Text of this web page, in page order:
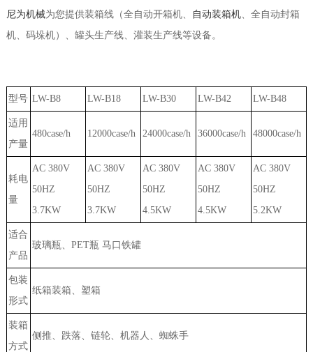
尼为机械为您提供装箱线（全自动开箱机、 自动装箱机、全自动封箱
机、码垛机）、罐头生产线、灌装生产线等设备。
型号 LW-B8 LW-B18 LW-B30 LW-B42 LW-B48
适用
产量
480case/h 12000case/h 24000case/h 36000case/h 48000case/h
耗电
量
AC 380V
50HZ
3.7KW
AC 380V
50HZ
3.7KW
AC 380V
50HZ
4.5KW
AC 380V
50HZ
4.5KW
AC 380V
50HZ
5.2KW
适合
产品
玻璃瓶、PET瓶 马口铁罐
包装
形式
纸箱装箱、塑箱
装箱
方式
侧推、跌落、链轮、机器人、蜘蛛手